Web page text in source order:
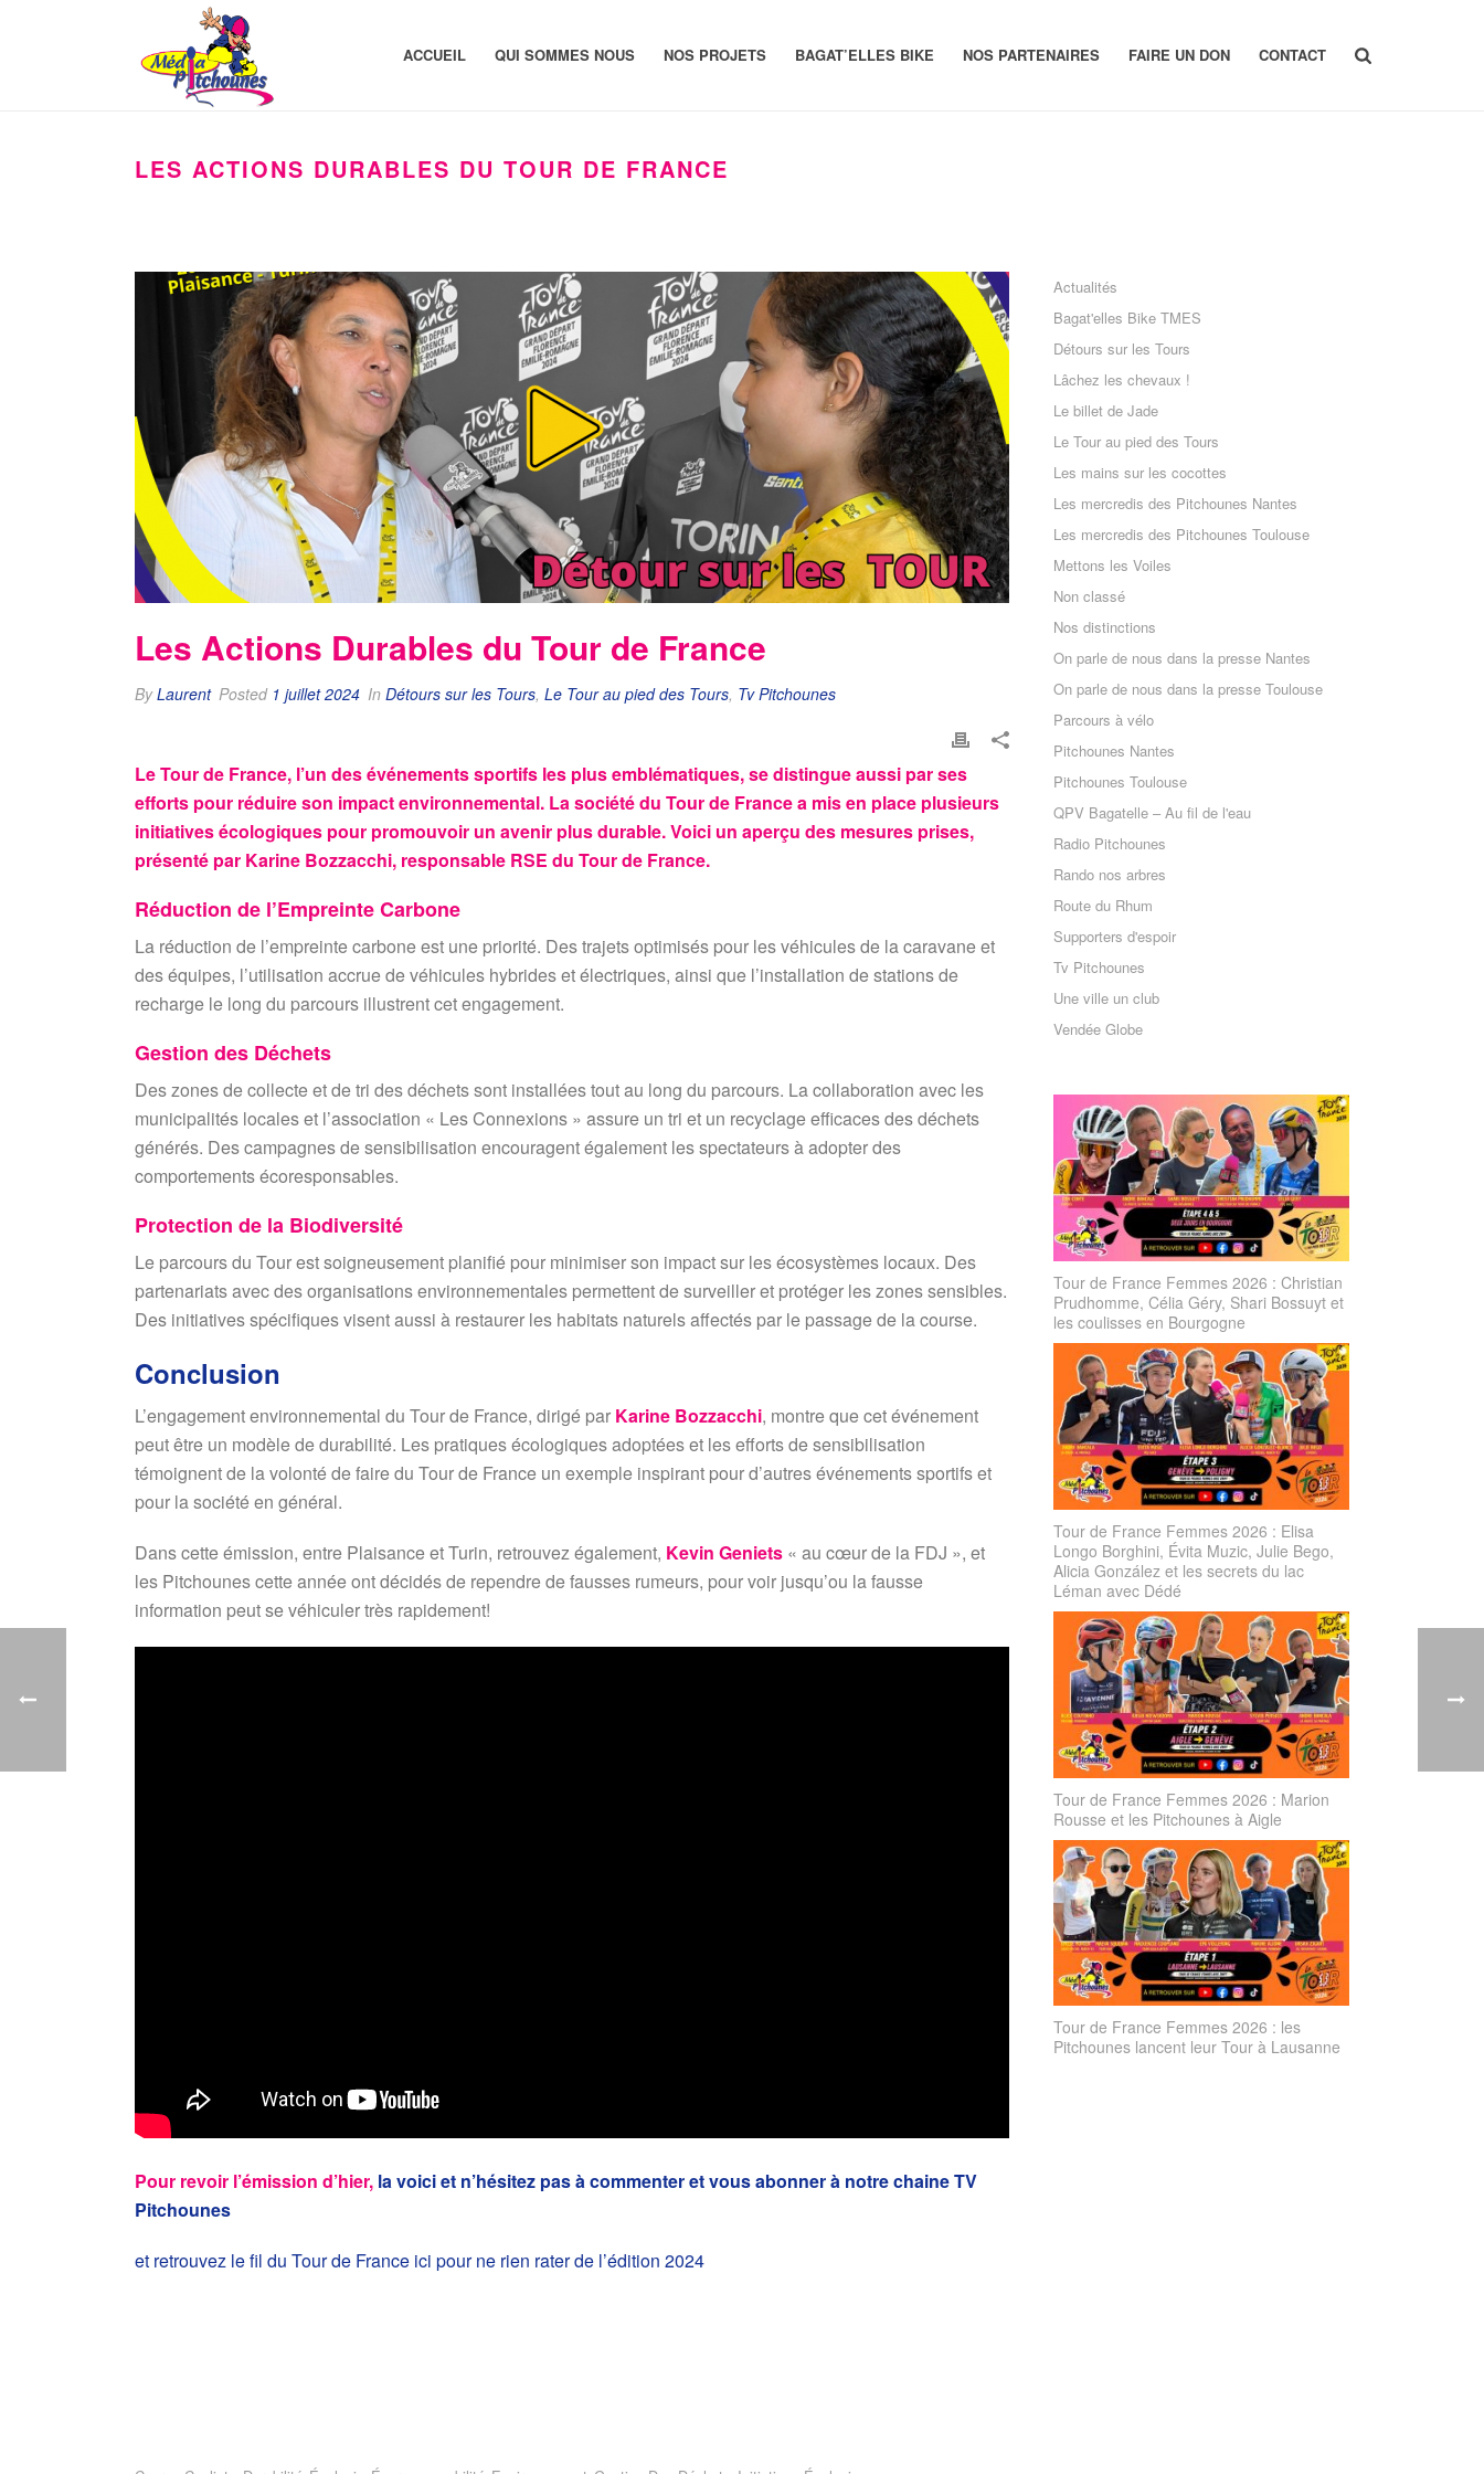
ACCUEIL QUI SOMMES NOUS NOS PROJETS BAGAT’ELLES BIKE NOS PARTENAIRES FAIRE UN DON CONTACT
LES ACTIONS DURABLES DU TOUR DE FRANCE
Les Actions Durables du Tour de France
ByLaurent Posted 1 juillet 2024 In Détours sur les Tours, Le Tour au pied des Tours, Tv Pitchounes
Le Tour de France, l’un des événements sportifs les plus emblématiques, se distingue aussi par ses
efforts pour réduire son impact environnemental. La société du Tour de France a mis en place plusieurs
initiatives écologiques pour promouvoir un avenir plus durable. Voici un aperçu des mesures prises,
présenté par Karine Bozzacchi, responsable RSE du Tour de France.
Réduction de l’Empreinte Carbone
La réduction de l’empreinte carbone est une priorité. Des trajets optimisés pour les véhicules de la caravane et
des équipes, l’utilisation accrue de véhicules hybrides et électriques, ainsi que l’installation de stations de
recharge le long du parcours illustrent cet engagement.
Gestion des Déchets
Des zones de collecte et de tri des déchets sont installées tout au long du parcours. La collaboration avec les
municipalités locales et l’association « Les Connexions » assure un tri et un recyclage efficaces des déchets
générés. Des campagnes de sensibilisation encouragent également les spectateurs à adopter des
comportements écoresponsables.
Protection de la Biodiversité
Le parcours du Tour est soigneusement planifié pour minimiser son impact sur les écosystèmes locaux. Des
partenariats avec des organisations environnementales permettent de surveiller et protéger les zones sensibles.
Des initiatives spécifiques visent aussi à restaurer les habitats naturels affectés par le passage de la course.
Conclusion
L’engagement environnemental du Tour de France, dirigé par Karine Bozzacchi, montre que cet événement
peut être un modèle de durabilité. Les pratiques écologiques adoptées et les efforts de sensibilisation
témoignent de la volonté de faire du Tour de France un exemple inspirant pour d’autres événements sportifs et
pour la société en général.
Dans cette émission, entre Plaisance et Turin, retrouvez également, Kevin Geniets « au cœur de la FDJ », et
les Pitchounes cette année ont décidés de rependre de fausses rumeurs, pour voir jusqu’ou la fausse
information peut se véhiculer très rapidement!
Pour revoir l’émission d’hier, la voici et n’hésitez pas à commenter et vous abonner à notre chaine TV
Pitchounes
et retrouvez le fil du Tour de France ici pour ne rien rater de l’édition 2024
Actualités
Bagat'elles Bike TMES
Détours sur les Tours
Lâchez les chevaux !
Le billet de Jade
Le Tour au pied des Tours
Les mains sur les cocottes
Les mercredis des Pitchounes Nantes
Les mercredis des Pitchounes Toulouse
Mettons les Voiles
Non classé
Nos distinctions
On parle de nous dans la presse Nantes
On parle de nous dans la presse Toulouse
Parcours à vélo
Pitchounes Nantes
Pitchounes Toulouse
QPV Bagatelle – Au fil de l'eau
Radio Pitchounes
Rando nos arbres
Route du Rhum
Supporters d'espoir
Tv Pitchounes
Une ville un club
Vendée Globe
Tour de France Femmes 2026 : Christian
Prudhomme, Célia Géry, Shari Bossuyt et
les coulisses en Bourgogne
Tour de France Femmes 2026 : Elisa
Longo Borghini, Évita Muzic, Julie Bego,
Alicia González et les secrets du lac
Léman avec Dédé
Tour de France Femmes 2026 : Marion
Rousse et les Pitchounes à Aigle
Tour de France Femmes 2026 : les
Pitchounes lancent leur Tour à Lausanne